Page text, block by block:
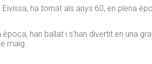
ha tornat als anys 60, en plena
han ballat i s’han divertit en una
maig.